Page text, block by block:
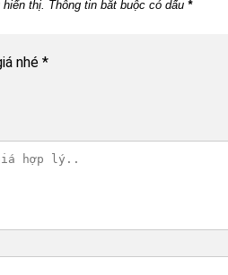
thị. Thông tin bắt buộc có dấu *
nhé *